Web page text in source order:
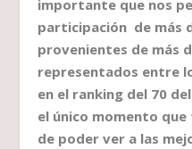
importante que nos
participación de más
provenientes de más
representados entre
en el ranking del 70
el único momento
de poder ver a las